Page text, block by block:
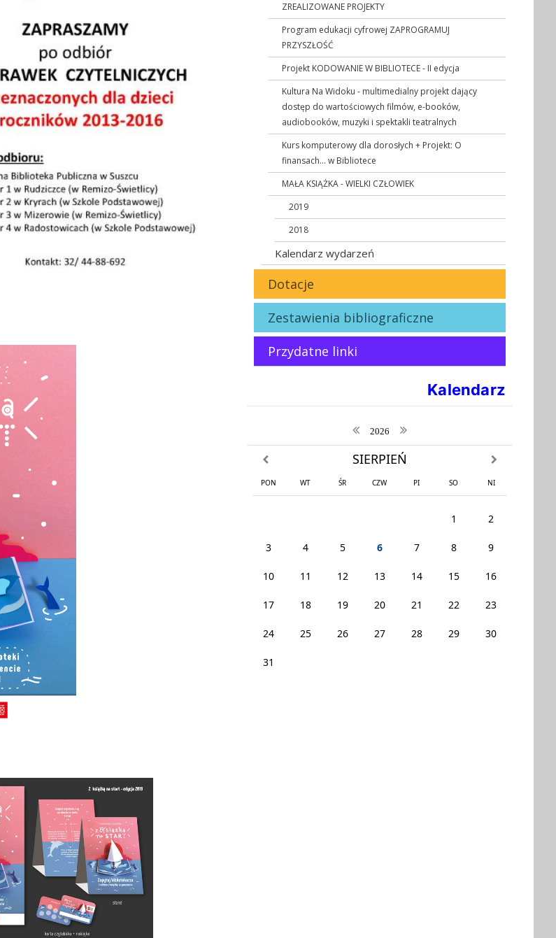
ZREALIZOWANE PROJEKTY
Program edukacji cyfrowej ZAPROGRAMUJ
PRZYSZŁOŚĆ
Projekt KODOWANIE W BIBLIOTECE - II edycja
Kultura Na Widoku - multimedialny projekt dający
dostęp do wartościowych filmów, e-booków,
audiobooków, muzyki i spektakli teatralnych
Kurs komputerowy dla dorosłych + Projekt: O
finansach... w Bibliotece
MAŁA KSIĄŻKA - WIELKI CZŁOWIEK
2019
2018
Kalendarz wydarzeń
Dotacje
Zestawienia bibliograficzne
Przydatne linki
Kalendarz
poprzedni rok
2026 następny rok
poprzedni miesiąc SIERPIEŃ następny miesiąc
PON WT ŚR CZW PI SO NI
1 2
3 4 5 6 7 8 9
10 11 12 13 14 15 16
17 18 19 20 21 22 23
24 25 26 27 28 29 30
31